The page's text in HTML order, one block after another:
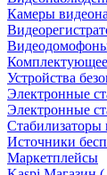
Камеры
Устройства
Электронные
Электронные
Источники
Маркетплейсы